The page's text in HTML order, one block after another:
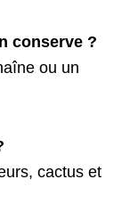
conserve ?
ou un
cactus et